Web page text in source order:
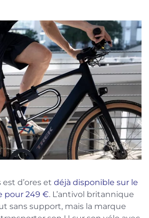
est d’ores et déjà disponible sur le
pour 249 €. L’antivol britannique
sans support, mais la marque